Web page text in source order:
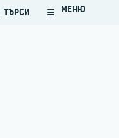
ТЪРСИ МЕНЮ